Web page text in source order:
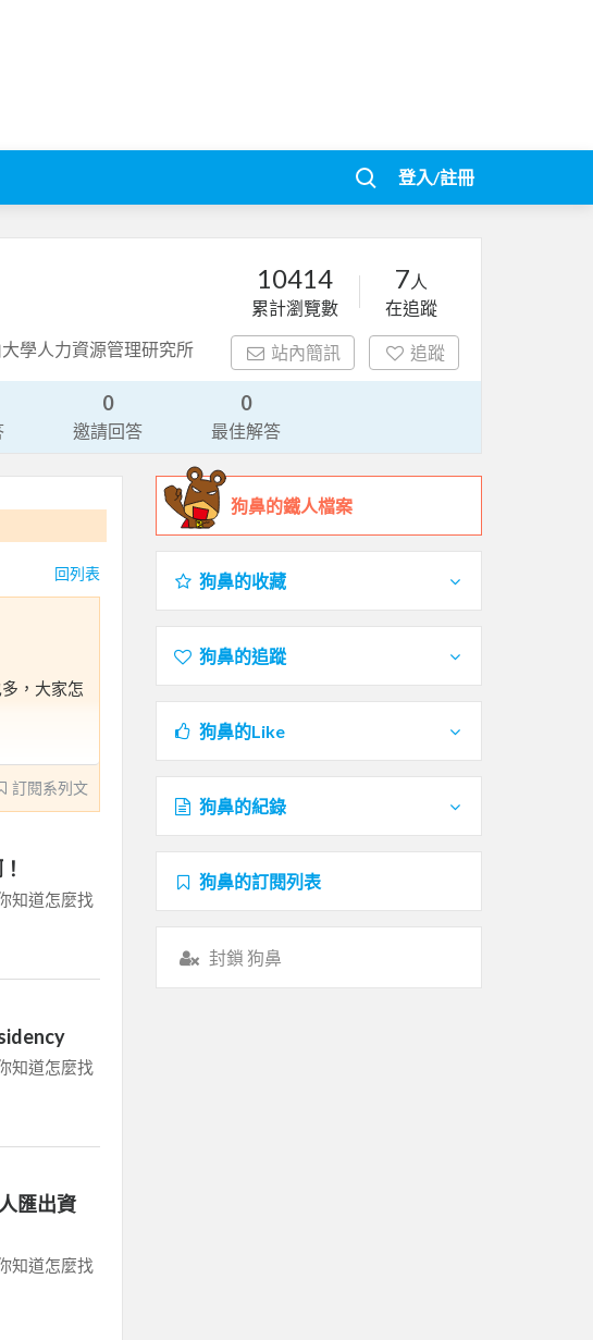
登入/註冊
學人力資源管理研究所
10414
累計瀏覽數
7 人
在追蹤
站內簡訊 追蹤
0
邀請回答
0
最佳解答
回列表
，大家怎
中挑選
聰明工
訂閱系列文
知道怎麼找
知道怎麼找
匯出資
知道怎麼找
狗鼻的鐵人檔案
狗鼻的收藏
狗鼻的追蹤
狗鼻的Like
狗鼻的紀錄
狗鼻的訂閱列表
封鎖 狗鼻